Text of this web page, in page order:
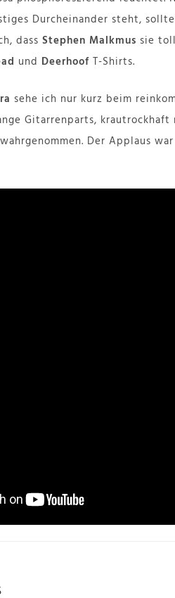
Durcheinander steht,
dass Stephen Malkmus sie
und Deerhoof T-Shirts.
sehe ich nur kurz beim
Gitarrenparts, krautrockhaft
Der Applaus